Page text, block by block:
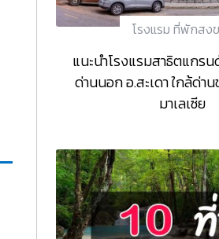
โรงแรม ที่พักสง
แนะนำโรงแรมสาธิตแกร
ด่านนอก อ.สะเดา ใกล้ด่า
มาเลเซีย